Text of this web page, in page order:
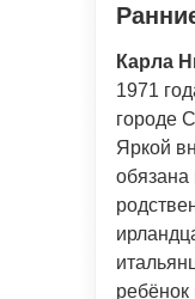
Карла
1971
городе
Яркой